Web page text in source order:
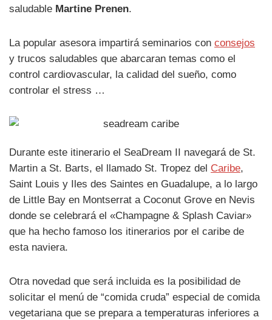
saludable Martine Prenen.
La popular asesora impartirá seminarios con consejos
y trucos saludables que abarcaran temas como el
control cardiovascular, la calidad del sueño, como
controlar el stress …
Durante este itinerario el SeaDream II navegará de St.
Martin a St. Barts, el llamado St. Tropez del Caribe,
Saint Louis y Iles des Saintes en Guadalupe, a lo largo
de Little Bay en Montserrat a Coconut Grove en Nevis
donde se celebrará el «Champagne & Splash Caviar»
que ha hecho famoso los itinerarios por el caribe de
esta naviera.
Otra novedad que será incluida es la posibilidad de
solicitar el menú de “comida cruda” especial de comida
vegetariana que se prepara a temperaturas inferiores a